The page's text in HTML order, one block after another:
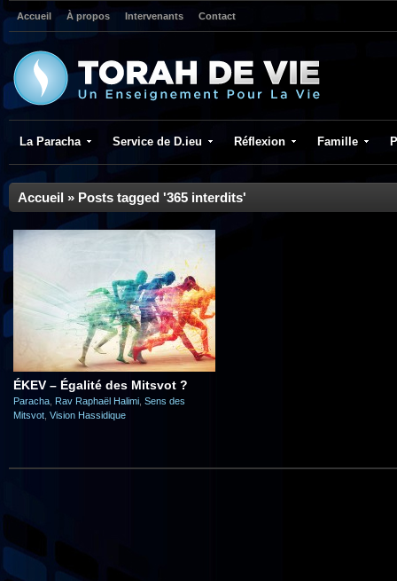
Accueil À propos Intervenants Contact
La Paracha Service de D.ieu Réflexion Famille
Accueil » Posts tagged '365 interdits'
ÉKEV – Égalité des Mitsvot ?
Paracha Rav Raphaël Halimi Sens des
Mitsvot Vision Hassidique